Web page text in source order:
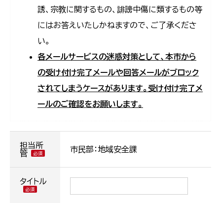
誘、宗教に関するもの、誹謗中傷に類するもの等
にはお答えいたしかねますので、ご了承くださ
い。
各メールサービスの迷惑対策として、本市から
の受け付け完了メールや回答メールがブロック
されてしまうケースがあります。受け付け完了メ
ールのご確認をお願いします。
担当所
管
市民部：地域安全課
タイトル